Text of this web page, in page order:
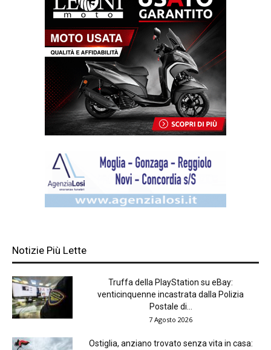
Notizie Più Lette
Truffa della PlayStation su eBay:
venticinquenne incastrata dalla Polizia
Postale di...
7 Agosto 2026
Ostiglia, anziano trovato senza vita in casa: